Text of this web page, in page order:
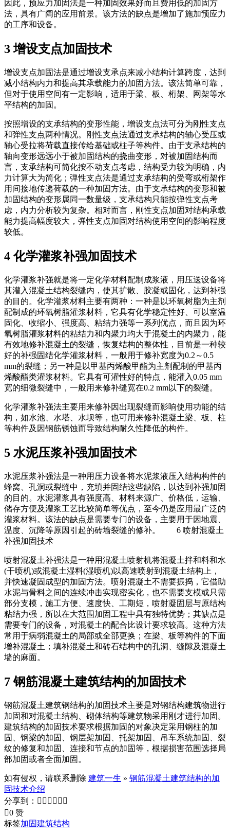
因此，预应力加固法是一种加固效果好而且费用低的加固方
法，具有广阔的应用前景。该方法的缺点是增加了施加预应力
的工序和设备。
3 增设支点加固技术
增设支点加固法是通过增设支承点来减小结构计算跨度，达到
减小结构内力和提高其承载能力的加固方法。该法简单可靠，
但对于使用空间有一定影响，适用于梁、板、桁架、网架等水
平结构的加固。
按照增设的支承结构的变形性能，增设支点法可分为刚性支点
和弹性支点两种情况。刚性支点法通过支承结构的轴心受压或
轴心受拉将荷载直接传给基础或柱子等构件。由于支承结构的
轴向变形远远小于被加固结构的挠曲变形，对被加固结构而
言，支承结构可简化按不动支点考虑，结构受力较为明确，内
力计算大为简化；弹性支点法是通过支承结构的受弯或桁架作
用间接地传递荷载的一种加固方法。由于支承结构的变形和被
加固结构的变形属同一数量级，支承结构只能按弹性支点考
虑，内力分析较为复杂。相对而言，刚性支点加固对结构承载
能力提高幅度较大，弹性支点加固对结构使用空间的影响程度
较低。
4 化学灌浆补强加固技术
化学灌浆补强就是将一定化学材料配制成浆液，用压送设备将
其灌入混凝土结构裂缝内，使其扩散、胶凝或固化，达到补强
的目的。化学灌浆材料主要有两种：一种是以环氧树脂为主剂
配制成的环氧树脂灌浆材料，它具有化学稳定性好、可以室温
固化、收缩小、强度高、粘结力强等一系列优点，而且因为环
氧树脂灌浆材料的粘结力和内聚力均大于混凝土的内聚力，能
有效地修补混凝土的裂缝，恢复结构的整体性，目前是一种较
好的补强固结化学灌浆材料，一般用于修补宽度为0.2～0.5
mm的裂缝；另一种是以甲基丙烯酸甲酯为主剂配制的甲基丙
烯酸酯类灌浆材料。它具有可灌性好的特点，能灌入0.05 mm
宽的细微裂缝中，一般用来修补缝宽在0.2 mm以下的裂缝。
化学灌浆补强法主要用来修补因出现裂缝而影响使用功能的结
构，如水池、水塔、水坝等，也可用来修补混凝土梁、板、柱
等构件及因钢筋锈蚀而导致结构耐久性降低的构件。
5 水泥压浆补强加固技术
水泥压浆补强法是一种用压力设备将水泥浆液压入结构构件的
蜂窝、孔洞或裂缝中，充填并固结这些缺陷，以达到补强加固
的目的。水泥灌浆具有强度高、材料来源广、价格低，运输、
储存方便及灌浆工艺比较简单等优点，至今仍是应用最广泛的
灌浆材料。该法的缺点是需要专门的设备，主要用于因地震、
温度、沉降等原因引起的砖墙裂缝的修补。 6 喷射混凝土
补强加固技术
喷射混凝土补强法是一种用混凝土喷射机将混凝土拌和料和水
(干喷机)或混凝土湿料(湿喷机)以高速喷射到混凝土结构上，
并快速凝固成型的加固方法。喷射混凝土不需要振捣，它借助
水泥与骨料之间的连续冲击实现密实化，也不需要支模或只需
部分支模，施工方便、速度快、工期短，喷射凝固层与原结构
粘结力强，所以在大范围加固工程中具有独特优势；其缺点是
需要专门的设备，对混凝土的配合比设计要求较高。这种方法
常用于病弱混凝土的局部或全部更换；在梁、板等构件的下面
增补混凝土；填补混凝土和砖石结构中的孔洞、缝隙及混凝土
墙的麻面。
7 钢筋混凝土建筑结构的加固技术
钢筋混凝土建筑钢结构的加固技术主要是对钢结构建筑物进行
加固和对混凝土结构、砌体结构等建筑物采用刚才进行加固。
建筑结构的加固技术要求根据加固的对象决定采用钢柱的加
固、钢梁的加固、钢层架加固、托架加固、吊车系统加固、裂
纹的修复和加固、连接和节点的加固等，根据损害范围选择局
部加固或者全面加固。
如有侵权，请联系删除 建筑一生 » 钢筋混凝土建筑结构的加
固技术介绍
分享到：      
0 赞
标签加固建筑结构